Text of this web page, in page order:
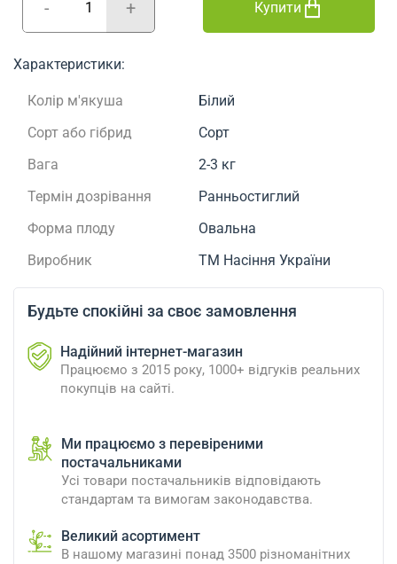
- + Купити
Характеристики:
Колір м'якуша
Білий
Сорт або гібрид
Сорт
Вага
2-3 кг
Термін дозрівання
Ранньостиглий
Форма плоду
Овальна
Виробник
ТМ Насіння України
Будьте спокійні за своє замовлення
Надійний інтернет-магазин
Працюємо з 2015 року, 1000+ відгуків реальних
покупців на сайті.
Ми працюємо з перевіреними
постачальниками
Усі товари постачальників відповідають
стандартам та вимогам законодавства.
Великий асортимент
В нашому магазині понад 3500 різноманітних